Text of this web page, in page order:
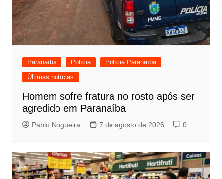
Paranaíba Polícia
Polícia Paranaíba
Últimas notícias
Homem sofre fratura no rosto após ser
agredido em Paranaíba
Pablo Nogueira 7 de agosto de 2026 0